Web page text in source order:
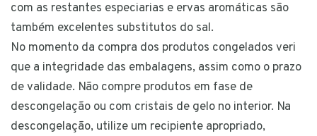
com as restantes especiarias e ervas aromáticas são
também excelentes substitutos do sal.
No momento da compra dos produtos congelados veri
que a integridade das embalagens, assim como o prazo
de validade. Não compre produtos em fase de
descongelação ou com cristais de gelo no interior. Na
descongelação, utilize um recipiente apropriado,